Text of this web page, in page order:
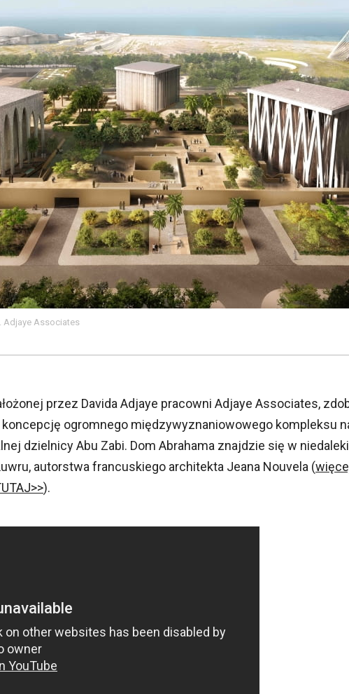
Adjaye Associates
przez Davida Adjaye pracowni Adjaye Associates,
ogromnego międzywyznaniowowego kompleksu
dzielnicy Abu Zabi. Dom Abrahama znajdzie się w
autorstwa francuskiego architekta Jeana Nouvela (
).